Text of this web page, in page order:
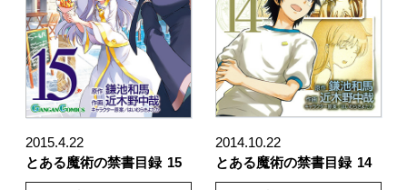
2015.4.22
とある魔術の禁書目録 15
2014.10.22
とある魔術の禁書目録 14